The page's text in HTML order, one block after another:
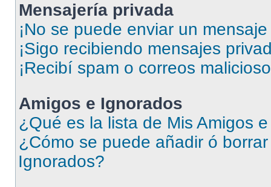
Mensajería privada
¡No se puede enviar un
¡Sigo recibiendo mensajes
¡Recibí spam o correos
Amigos e Ignorados
¿Qué es la lista de Mis Amigos
¿Cómo se puede añadir ó
Ignorados?